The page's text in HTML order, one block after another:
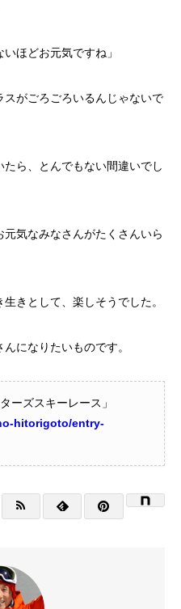
ほどお元気ですね」
スがごろごろいるんじゃないで
ら、とんでもない間違いでし
気なみなさんがたくさんいら
きとして、楽しそうでした。
になりたいものです。
ーズスキーレース」
hitorigoto/entry-